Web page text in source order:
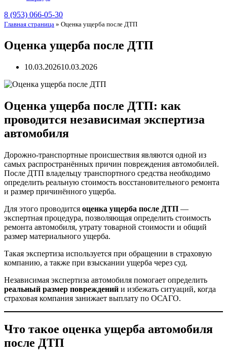
8 (953) 066-05-30
Главная страница » Оценка ущерба после ДТП
Оценка ущерба после ДТП
10.03.202610.03.2026
Оценка ущерба после ДТП: как
проводится независимая экспертиза
автомобиля
Дорожно-транспортные происшествия являются одной из
самых распространённых причин повреждения автомобилей.
После ДТП владельцу транспортного средства необходимо
определить реальную стоимость восстановительного ремонта
и размер причинённого ущерба.
Для этого проводится оценка ущерба после ДТП —
экспертная процедура, позволяющая определить стоимость
ремонта автомобиля, утрату товарной стоимости и общий
размер материального ущерба.
Такая экспертиза используется при обращении в страховую
компанию, а также при взыскании ущерба через суд.
Независимая экспертиза автомобиля помогает определить
реальный размер повреждений и избежать ситуаций, когда
страховая компания занижает выплату по ОСАГО.
Что такое оценка ущерба автомобиля
после ДТП